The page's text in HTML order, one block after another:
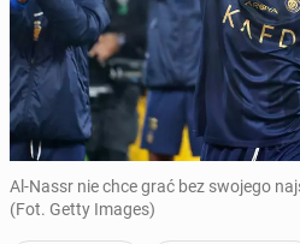
Al-Nassr nie chce grać bez swojego
(Fot. Getty Images)